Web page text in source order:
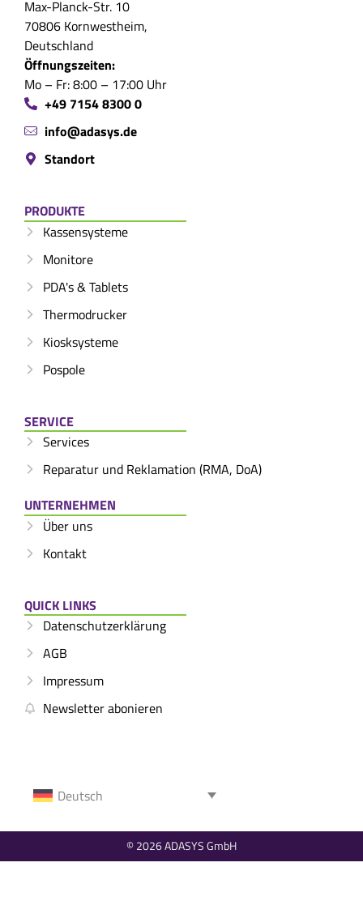
Max-Planck-Str. 10
70806 Kornwestheim,
Deutschland
Öffnungszeiten:
Mo – Fr: 8:00 – 17:00 Uhr
+49 7154 8300 0
info@adasys.de
Standort
PRODUKTE
Kassensysteme
Monitore
PDA's & Tablets
Thermodrucker
Kiosksysteme
Pospole
SERVICE
Services
Reparatur und Reklamation (RMA, DoA)
UNTERNEHMEN
Über uns
Kontakt
QUICK LINKS
Datenschutzerklärung
AGB
Impressum
Newsletter abonieren
Deutsch
© 2026 ADASYS GmbH